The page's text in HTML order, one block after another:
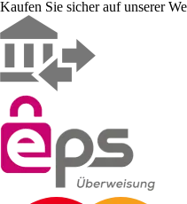
Kaufen Sie sicher auf unserer